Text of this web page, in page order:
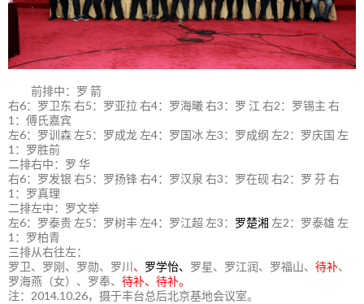
前排中：罗 箭
右6：罗卫东 右5：罗亚拉 右4：罗海曦 右3：罗 江 右2：罗锡主 右
1：傅氏嘉宾
左6：罗训森 左5：罗成龙 左4：罗国冰 左3：罗成纲 左2：罗庆国 左
1：罗胜前
二排右中：罗 华
右6：罗发银 右5：罗扬锋 右4：罗汉泉 右3：罗在砚 右2：罗 芬 右
1：罗真理
二排左中：罗文举
左6：罗泰贵 左5：罗树丰 左4：罗江超 左3： 罗楚湘 左2：罗泰雄 左
1：罗柏青
三排从右往左：
罗卫、罗刚、罗勋、罗川 、 罗学怡、 罗星、罗江润、罗福山、 待补、
罗海燕（女）、罗奉、 待补、待补。
注：2014.10.26，摄于丰台总后北京基地会议室。